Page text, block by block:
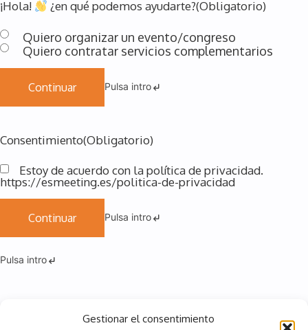
Gestionar el consentimiento
¡Hola! ¿en qué podemos ayudarte?(Obligatorio)
Quiero organizar un evento/congreso
Quiero contratar servicios complementarios
Continuar Pulsa intro
Consentimiento(Obligatorio)
Estoy de acuerdo con la política de privacidad.
https://esmeeting.es/politica-de-privacidad
Continuar Pulsa intro
Pulsa intro